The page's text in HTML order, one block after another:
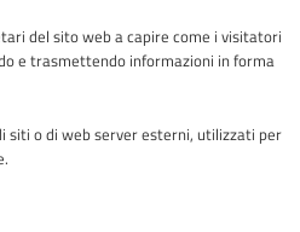
del sito web a capire come i visitatori
e trasmettendo informazioni in forma
siti o di web server esterni, utilizzati per
- ASST Papa
OMS 1 24127
riservati